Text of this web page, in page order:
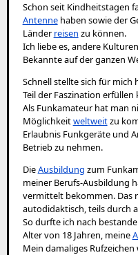
Schon seit Kindheitstagen
Antennehaben sowie der
Länder reisen zu können.
Ich liebe es, andere
Bekannte auf der ganzen
Schnell stellte sich für mich
Teil der Faszination erfüllen
Als Funkamateur hat man
Möglichkeitweltweitzu
Erlaubnis Funkgeräte und
Betrieb zu nehmen.
DieAusbildung zum
meiner Berufs-Ausbildung
vermittelt bekommen. Das
autodidaktisch, teils durch
So durfte ich nach
Alter von 18 Jahren, meine
Mein damaliges Rufzeichen